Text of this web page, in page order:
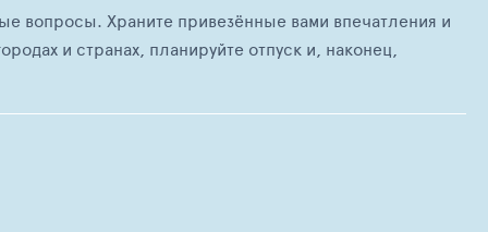
вопросы. Храните привезённые вами впечатления и
и странах, планируйте отпуск и, наконец,